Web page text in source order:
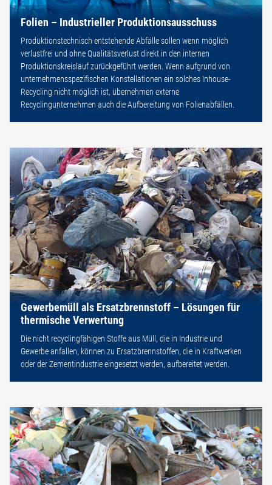
Folien – Industrieller Produktionsausschuss
Produktionstechnisch entstehende Abfälle sollen wenn möglich
verlustfrei und ohne Qualitätsverlust direkt in den internen
Produktionskreislauf zurückgeführt werden. Wenn aufgrund von
unternehmensspezifischen Konstellationen ein solches Inhouse-
Recycling nicht möglich ist, übernehmen externe
Recyclingunternehmen auch die Aufbereitung von Folienabfällen.
Gewerbemüll als Ersatzbrennstoff – Lösungen für
thermische Verwertung
Die nicht recyclingfähigen Stoffe aus Müll, die in Industrie und
Gewerbe anfallen, können zu Ersatzbrennstoffen, die in Kraftwerken
oder der Zementindustrie eingesetzt werden, aufbereitet werden.